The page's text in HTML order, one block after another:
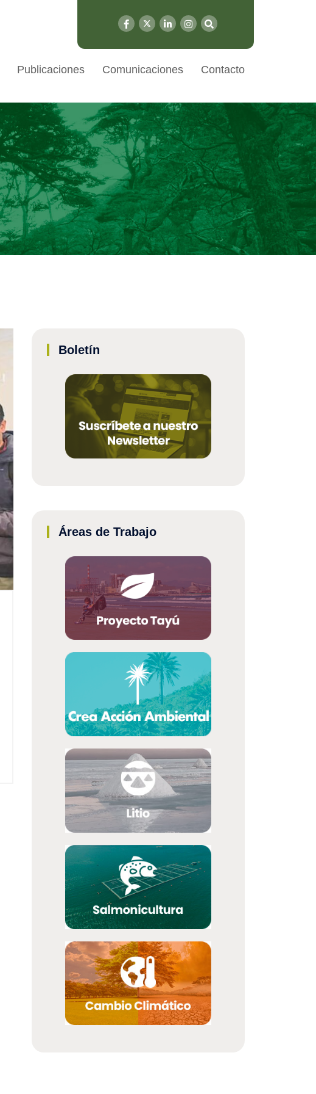
Publicaciones Comunicaciones Contacto
Boletín
Áreas de Trabajo